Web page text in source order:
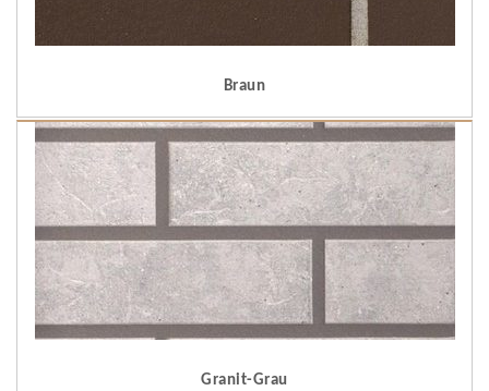
Braun
Granit-Grau